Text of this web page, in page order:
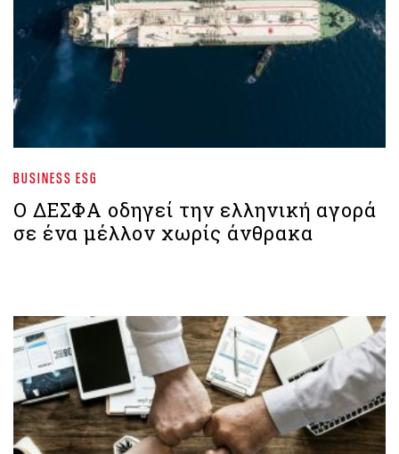
BUSINESS ESG
Ο ΔΕΣΦΑ οδηγεί την ελληνική αγορά
σε ένα μέλλον χωρίς άνθρακα